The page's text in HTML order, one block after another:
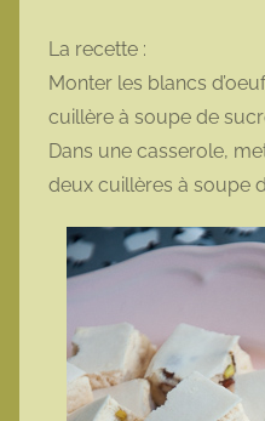
La recette :
Monter les blancs
cuillère à soupe de
Dans une casserole,
deux cuillères à soupe